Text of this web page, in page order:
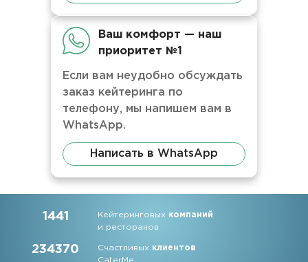
Ваш комфорт — наш
приоритет №1
Если вам неудобно обсуждать
заказ кейтеринга по
телефону, мы напишем вам в
WhatsApp.
Написать в WhatsApp
1441 Кейтеринговых компаний
и ресторанов
234370 Счастливых клиентов
CaterMe